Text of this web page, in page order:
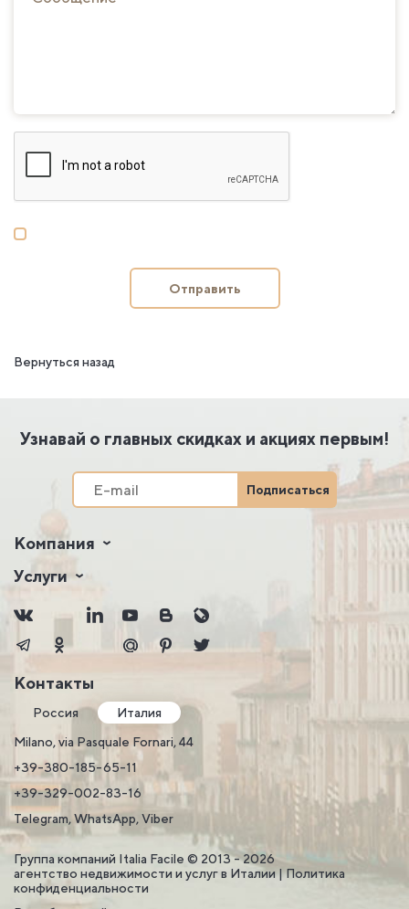
Отправить
Вернуться назад
Узнавай о главных скидках и акциях первым!
Подписаться
Компания
Услуги
Контакты
Россия
Италия
Milano, via Pasquale Fornari, 44
+39-380-185-65-11
+39-329-002-83-16
Telegram, WhatsApp, Viber
Группа компаний Italia Facile © 2013 - 2026
агентство недвижимости и услуг в Италии |Политика
конфиденциальности